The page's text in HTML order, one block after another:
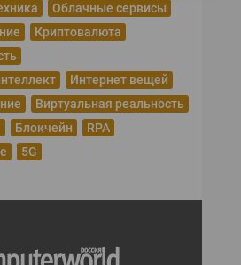
Облачные сервисы
Криптовалюта
Интернет вещей
Виртуальная реальность
Блокчейн
RPA
5G